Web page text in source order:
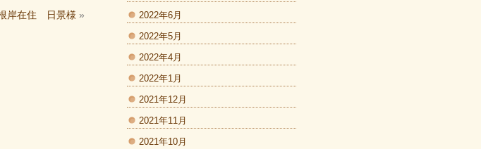
岸在住 日景様 » 2022年6月
2022年5月
2022年4月
2022年1月
2021年12月
2021年11月
2021年10月